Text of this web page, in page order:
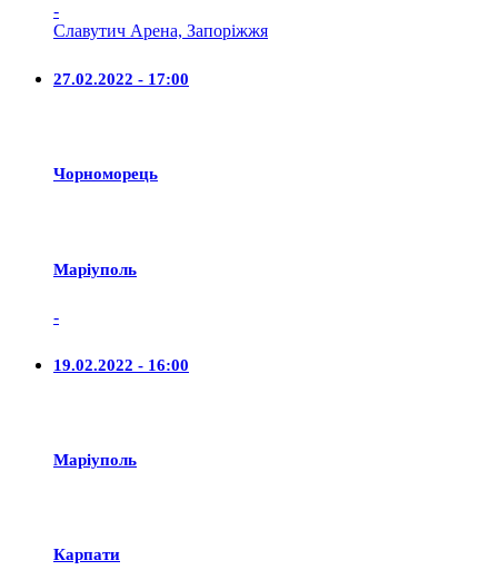
-
Славутич Арена, Запоріжжя
27.02.2022 - 17:00
Чорноморець
Маріуполь
-
19.02.2022 - 16:00
Маріуполь
Карпати